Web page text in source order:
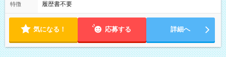
特徴 履歴書不要
気になる！ 応募する 詳細へ